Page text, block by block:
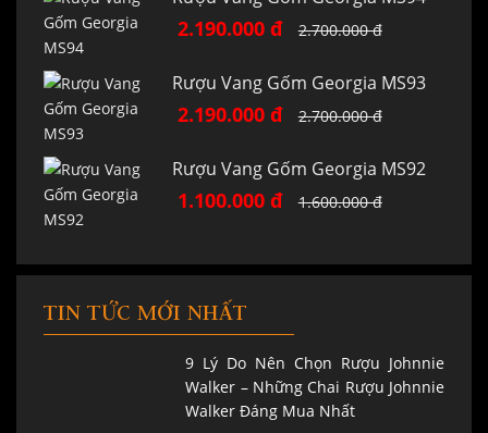
2.190.000 đ 2.700.000 đ
Rượu Vang Gốm Georgia MS93
2.190.000 đ 2.700.000 đ
Rượu Vang Gốm Georgia MS92
1.100.000 đ 1.600.000 đ
TIN TỨC MỚI NHẤT
9 Lý Do Nên Chọn Rượu Johnnie
Walker – Những Chai Rượu Johnnie
Walker Đáng Mua Nhất